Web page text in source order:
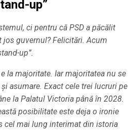
up”
ci pentru că PSD a păcălit
jos guvernul? Felicitări. Acum
up”.
la majoritate. Iar majoritatea nu se
asumare. Exact cele trei lucruri pe
la Palatul Victoria până în 2028.
posibilitate este deja o ironie
cel mai lung interimat din istoria